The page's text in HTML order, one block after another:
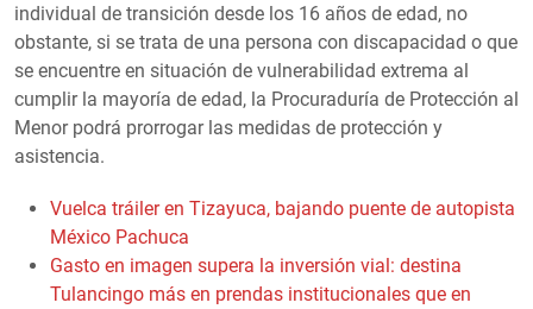
individual de transición desde los 16 años de edad, no
obstante, si se trata de una persona con discapacidad o que
se encuentre en situación de vulnerabilidad extrema al
cumplir la mayoría de edad, la Procuraduría de Protección al
Menor podrá prorrogar las medidas de protección y
asistencia.
Vuelca tráiler en Tizayuca, bajando puente de autopista
México Pachuca
Gasto en imagen supera la inversión vial: destina
Tulancingo más en prendas institucionales que en